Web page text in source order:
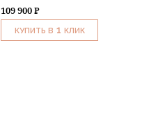
109 900 ₽
КУПИТЬ В 1 КЛИК